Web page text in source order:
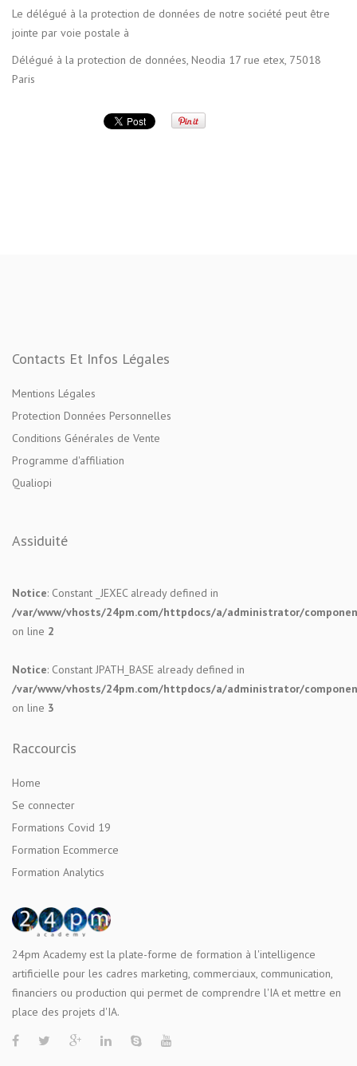
Le délégué à la protection de données de notre société peut être
jointe par voie postale à
Délégué à la protection de données, Neodia 17 rue etex, 75018
Paris
Contacts Et Infos Légales
Mentions Légales
Protection Données Personnelles
Conditions Générales de Vente
Programme d'affiliation
Qualiopi
Assiduité
Notice: Constant _JEXEC already defined in
/var/www/vhosts/24pm.com/httpdocs/a/administrator/
on line 2
Notice: Constant JPATH_BASE already defined in
/var/www/vhosts/24pm.com/httpdocs/a/administrator/
on line 3
Raccourcis
Home
Se connecter
Formations Covid 19
Formation Ecommerce
Formation Analytics
24pm Academy est la plate-forme de formation à l'intelligence
artificielle pour les cadres marketing, commerciaux, communication,
financiers ou production qui permet de comprendre l'IA et mettre en
place des projets d'IA.